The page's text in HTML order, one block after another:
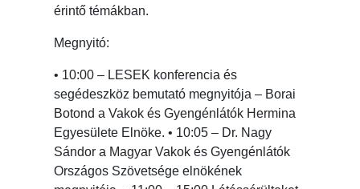
érintő témákban.
Megnyitó:
• 10:00 – LESEK konferencia és
segédeszköz bemutató megnyitója – Borai
Botond a Vakok és Gyengénlátók Hermina
Egyesülete Elnöke. • 10:05 – Dr. Nagy
Sándor a Magyar Vakok és Gyengénlátók
Országos Szövetsége elnökének